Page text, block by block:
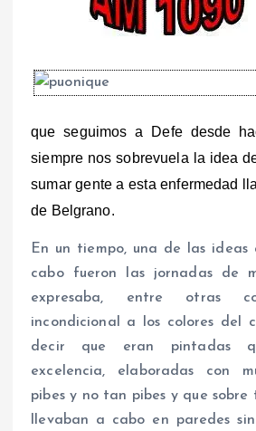
que seguimos a Defe desde
siempre nos sobrevuela la idea
sumar gente a esta enfermedad
de Belgrano.
En un tiempo, una de las ideas
cabo fueron las jornadas de
expresaba, entre otras
incondicional a los colores del
decir que eran pintadas
excelencia, elaboradas con
pibes y no tan pibes y que sobre
llevaban a cabo en paredes